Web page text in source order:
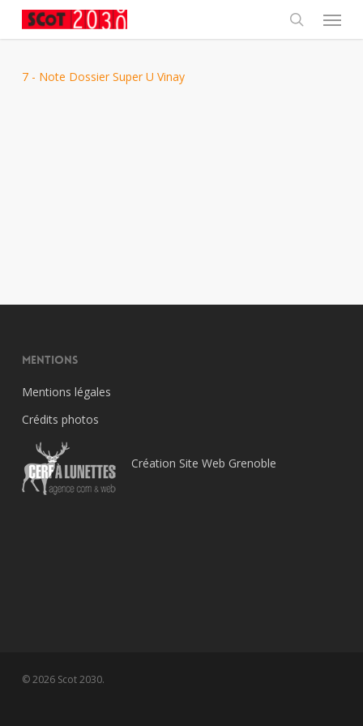
main
content search
Menu
7 - Note Dossier Super U Vinay
Mentions
Mentions légales
Crédits photos
Création Site Web Grenoble
© 2026 Scot 2030.